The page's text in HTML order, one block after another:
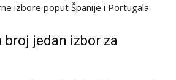
izbore poput Španije i Portugala.
broj jedan izbor za